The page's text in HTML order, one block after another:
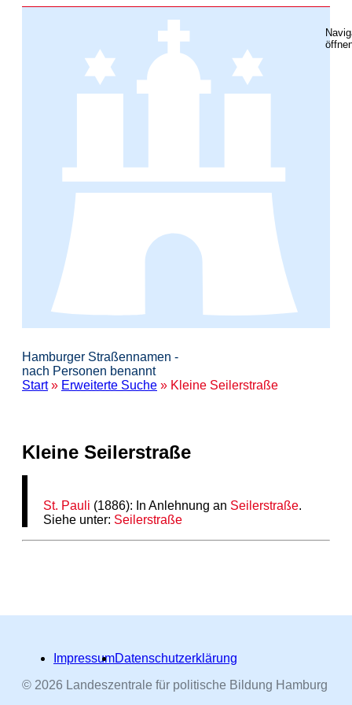
Hamburger Straßennamen -
nach Personen benannt
Start» Erweiterte Suche » Kleine Seilerstraße
Kleine Seilerstraße
St. Pauli (1886): In Anlehnung an Seilerstraße.
Siehe unter: Seilerstraße
ImpressumDatenschutzerklärung
© 2026 Landeszentrale für politische Bildung Hamburg